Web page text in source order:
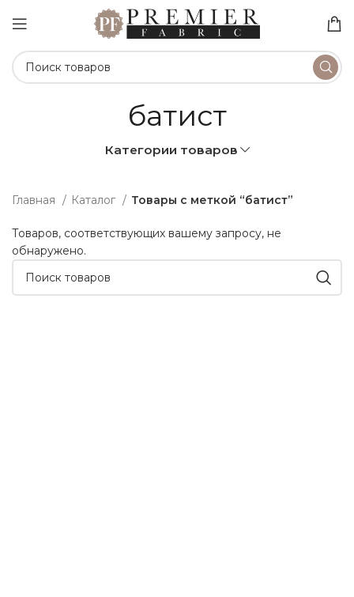
батист
Категории товаров
Главная Каталог Товары с меткой “батист”
Товаров, соответствующих вашему запросу, не
обнаружено.